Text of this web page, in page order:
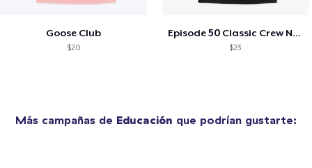
Goose Club
$20
Episode 50 Classic Crew Neck T-Shirt
$23
Más campañas de Educación que podrían gustarte: